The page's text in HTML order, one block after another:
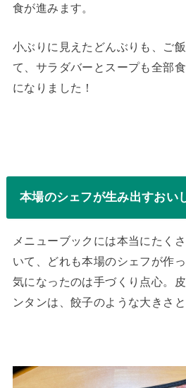
食が進みます。
小ぶりに見えたどんぶりも、ご
て、サラダバーとスープも全部
になりました！
本場のシェフが生み出すおい
メニューブックには本当にたく
いて、どれも本場のシェフが作
気になったのは手づくり点心。
ンタンは、餃子のような大きさと